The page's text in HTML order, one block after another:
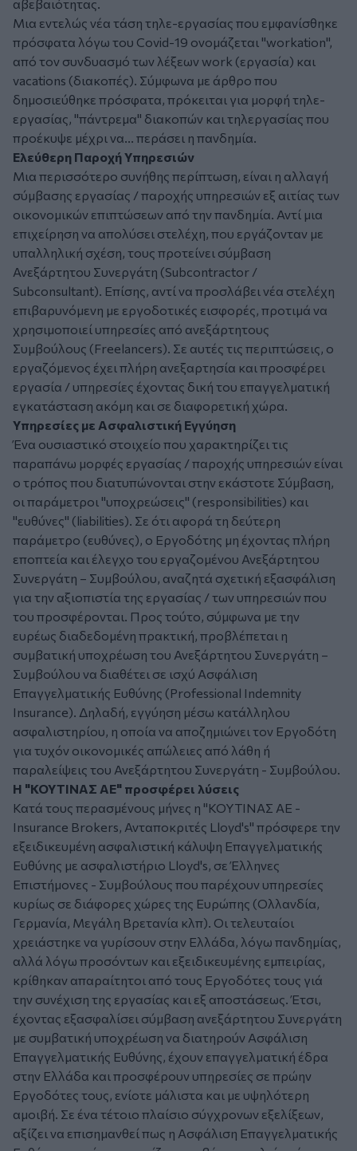
αβεβαιότητας.
Μια εντελώς νέα τάση τηλε-εργασίας που εμφανίσθηκε
πρόσφατα λόγω του Covid-19 ονομάζεται "workation",
από τον συνδυασμό των λέξεων work (εργασία) και
vacations (διακοπές). Σύμφωνα με άρθρο που
δημοσιεύθηκε πρόσφατα, πρόκειται για μορφή τηλε-
εργασίας, "πάντρεμα" διακοπών και τηλεργασίας που
προέκυψε μέχρι να... περάσει η πανδημία.
Ελεύθερη Παροχή Υπηρεσιών
Μια περισσότερο συνήθης περίπτωση, είναι η αλλαγή
σύμβασης εργασίας / παροχής υπηρεσιών εξ αιτίας των
οικονομικών επιπτώσεων από την πανδημία. Αντί μια
επιχείρηση να απολύσει στελέχη, που εργάζονταν με
υπαλληλική σχέση, τους προτείνει σύμβαση
Ανεξάρτητου Συνεργάτη (Subcontractor /
Subconsultant). Επίσης, αντί να προσλάβει νέα στελέχη
επιβαρυνόμενη με εργοδοτικές εισφορές, προτιμά να
χρησιμοποιεί υπηρεσίες από ανεξάρτητους
Συμβούλους (Freelancers). Σε αυτές τις περιπτώσεις, ο
εργαζόμενος έχει πλήρη ανεξαρτησία και προσφέρει
εργασία / υπηρεσίες έχοντας δική του επαγγελματική
εγκατάσταση ακόμη και σε διαφορετική χώρα.
Υπηρεσίες με Ασφαλιστική Εγγύηση
Ένα ουσιαστικό στοιχείο που χαρακτηρίζει τις
παραπάνω μορφές εργασίας / παροχής υπηρεσιών είναι
ο τρόπος που διατυπώνονται στην εκάστοτε Σύμβαση,
οι παράμετροι "υποχρεώσεις" (responsibilities) και
"ευθύνες" (liabilities). Σε ότι αφορά τη δεύτερη
παράμετρο (ευθύνες), ο Εργοδότης μη έχοντας πλήρη
εποπτεία και έλεγχο του εργαζομένου Ανεξάρτητου
Συνεργάτη – Συμβούλου, αναζητά σχετική εξασφάλιση
για την αξιοπιστία της εργασίας / των υπηρεσιών που
του προσφέρονται. Προς τούτο, σύμφωνα με την
ευρέως διαδεδομένη πρακτική, προβλέπεται η
συμβατική υποχρέωση του Ανεξάρτητου Συνεργάτη –
Συμβούλου να διαθέτει σε ισχύ Ασφάλιση
Επαγγελματικής Ευθύνης (Professional Indemnity
Insurance). Δηλαδή, εγγύηση μέσω κατάλληλου
ασφαλιστηρίου, η οποία να αποζημιώνει τον Εργοδότη
για τυχόν οικονομικές απώλειες από λάθη ή
παραλείψεις του Ανεξάρτητου Συνεργάτη - Συμβούλου.
Η "ΚΟΥΤΙΝΑΣ ΑΕ" προσφέρει λύσεις
Κατά τους περασμένους μήνες η "ΚΟΥΤΙΝΑΣ ΑΕ -
Insurance Brokers, Ανταποκριτές Lloyd's" πρόσφερε την
εξειδικευμένη ασφαλιστική κάλυψη Επαγγελματικής
Ευθύνης με ασφαλιστήριο Lloyd's, σε Έλληνες
Επιστήμονες - Συμβούλους που παρέχουν υπηρεσίες
κυρίως σε διάφορες χώρες της Ευρώπης (Ολλανδία,
Γερμανία, Μεγάλη Βρετανία κλπ). Οι τελευταίοι
χρειάστηκε να γυρίσουν στην Ελλάδα, λόγω πανδημίας,
αλλά λόγω προσόντων και εξειδικευμένης εμπειρίας,
κρίθηκαν απαραίτητοι από τους Εργοδότες τους γιά
την συνέχιση της εργασίας και εξ αποστάσεως. Έτσι,
έχοντας εξασφαλίσει σύμβαση ανεξάρτητου Συνεργάτη
με συμβατική υποχρέωση να διατηρούν Ασφάλιση
Επαγγελματικής Ευθύνης, έχουν επαγγελματική έδρα
στην Ελλάδα και προσφέρουν υπηρεσίες σε πρώην
Εργοδότες τους, ενίοτε μάλιστα και με υψηλότερη
αμοιβή. Σε ένα τέτοιο πλαίσιο σύγχρονων εξελίξεων,
αξίζει να επισημανθεί πως η Ασφάλιση Επαγγελματικής